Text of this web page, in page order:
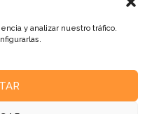
y analizar nuestro tráfico.